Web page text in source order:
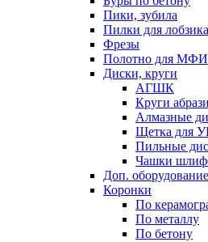
Пики, зубила
Пилки для лобзика
Фрезы
Полотно для МФИ
Диски, круги
АГШК
Круги
Алмазные
Щетка для
Пильные
Чашки
Доп. оборудование
Коронки
По
По металлу
По бетону